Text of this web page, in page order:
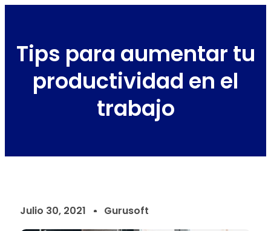
Tips para aumentar tu
productividad en el
trabajo
Julio 30, 2021 Gurusoft